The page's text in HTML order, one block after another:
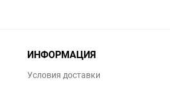
ИНФОРМАЦИЯ
Условия доставки